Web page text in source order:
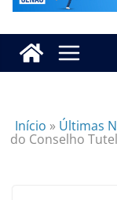
Início » Últimas
do Conselho